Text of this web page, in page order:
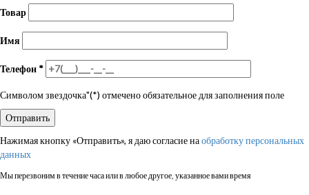
Товар
Имя
Телефон *
Символом звездочка"(*) отмечено обязательное для заполнения поле
Нажимая кнопку «Отправить», я даю согласие наобработку персональных
данных
Мы перезвоним в течение часа или в любое другое, указанное вами время